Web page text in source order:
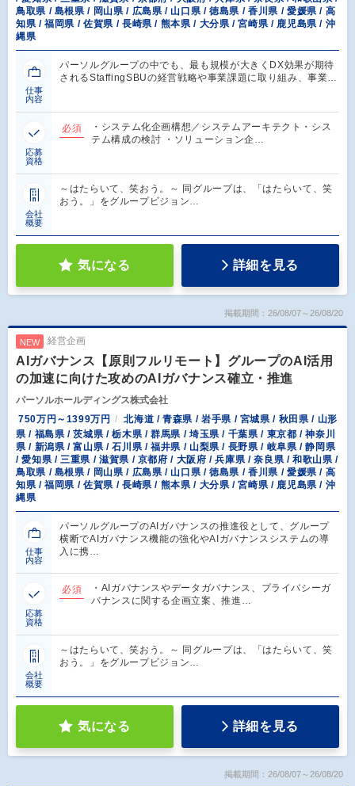
鳥取県 / 島根県 / 岡山県 / 広島県 / 山口県 / 徳島県 / 香川県 / 愛媛県 / 高
知県 / 福岡県 / 佐賀県 / 長崎県 / 熊本県 / 大分県 / 宮崎県 / 鹿児島県 / 沖
縄県
仕事
内容
パーソルグループの中でも、最も規模が大きくDX効果が期待
されるStaffingSBUの経営戦略や事業課題に取り組み、事業…
応募
資格
必須
・システム化企画構想／システムアーキテクト・シス
テム構成の検討 ・ソリューション企…
会社
概要
～はたらいて、笑おう。～ 同グループは、「はたらいて、笑
おう。」をグループビジョン…
気になる 詳細を見る
掲載期間：26/08/07～26/08/20
NEW 経営企画
AIガバナンス【原則フルリモート】グループのAI活用
の加速に向けた攻めのAIガバナンス確立・推進
パーソルホールディングス株式会社
750万円～1399万円
北海道 / 青森県 / 岩手県 / 宮城県 / 秋田県 / 山形
県 / 福島県 / 茨城県 / 栃木県 / 群馬県 / 埼玉県 / 千葉県 / 東京都 / 神奈川
県 / 新潟県 / 富山県 / 石川県 / 福井県 / 山梨県 / 長野県 / 岐阜県 / 静岡県
/ 愛知県 / 三重県 / 滋賀県 / 京都府 / 大阪府 / 兵庫県 / 奈良県 / 和歌山県 /
鳥取県 / 島根県 / 岡山県 / 広島県 / 山口県 / 徳島県 / 香川県 / 愛媛県 / 高
知県 / 福岡県 / 佐賀県 / 長崎県 / 熊本県 / 大分県 / 宮崎県 / 鹿児島県 / 沖
縄県
仕事
内容
パーソルグループのAIガバナンスの推進役として、グループ
横断でAIガバナンス機能の強化やAIガバナンスシステムの導
入に携…
応募
資格
必須
・AIガバナンスやデータガバナンス、プライバシーガ
バナンスに関する企画立案、推進…
会社
概要
～はたらいて、笑おう。～ 同グループは、「はたらいて、笑
おう。」をグループビジョン…
気になる 詳細を見る
掲載期間：26/08/07～26/08/20